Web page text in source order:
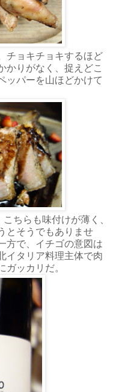
チョキチョキするほど
かりがなく、捉えどこ
ッパーを山ほどかけて
ちらも味付けが薄く、
とそうでもありませ
方で、イチゴの意図は
イタリア料理主体で肉
ガッカリだ。